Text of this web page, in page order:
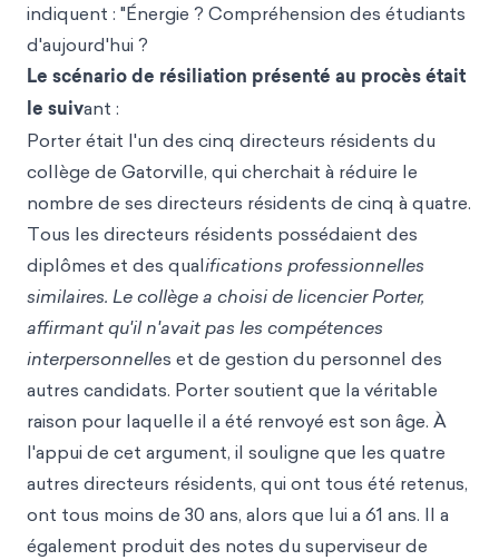
indiquent : "Énergie ? Compréhension des étudiants
d'aujourd'hui ?
Le scénario de résiliation présenté au procès était
le suivant :
Porter était l'un des cinq directeurs résidents du
collège de Gatorville, qui cherchait à réduire le
nombre de ses directeurs résidents de cinq à quatre.
Tous les directeurs résidents possédaient des
diplômes et des qualifications professionnelles
similaires. Le collège a choisi de licencier Porter,
affirmant qu'il n'avait pas les compétences
interpersonnelles et de gestion du personnel des
autres candidats. Porter soutient que la véritable
raison pour laquelle il a été renvoyé est son âge. À
l'appui de cet argument, il souligne que les quatre
autres directeurs résidents, qui ont tous été retenus,
ont tous moins de 30 ans, alors que lui a 61 ans. Il a
également produit des notes du superviseur de